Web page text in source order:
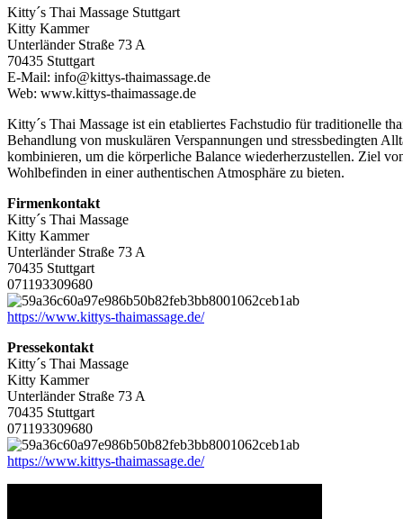
Kitty´s Thai Massage Stuttgart
Kitty Kammer
Unterländer Straße 73 A
70435 Stuttgart
E-Mail: info@kittys-thaimassage.de
Web: www.kittys-thaimassage.de
Kitty´s Thai Massage ist ein etabliertes Fachstudio für traditionelle
Behandlung von muskulären Verspannungen und stressbedingten
kombinieren, um die körperliche Balance wiederherzustellen. Ziel
Wohlbefinden in einer authentischen Atmosphäre zu bieten.
Firmenkontakt
Kitty´s Thai Massage
Kitty Kammer
Unterländer Straße 73 A
70435 Stuttgart
071193309680
https://www.kittys-thaimassage.de/
Pressekontakt
Kitty´s Thai Massage
Kitty Kammer
Unterländer Straße 73 A
70435 Stuttgart
071193309680
https://www.kittys-thaimassage.de/